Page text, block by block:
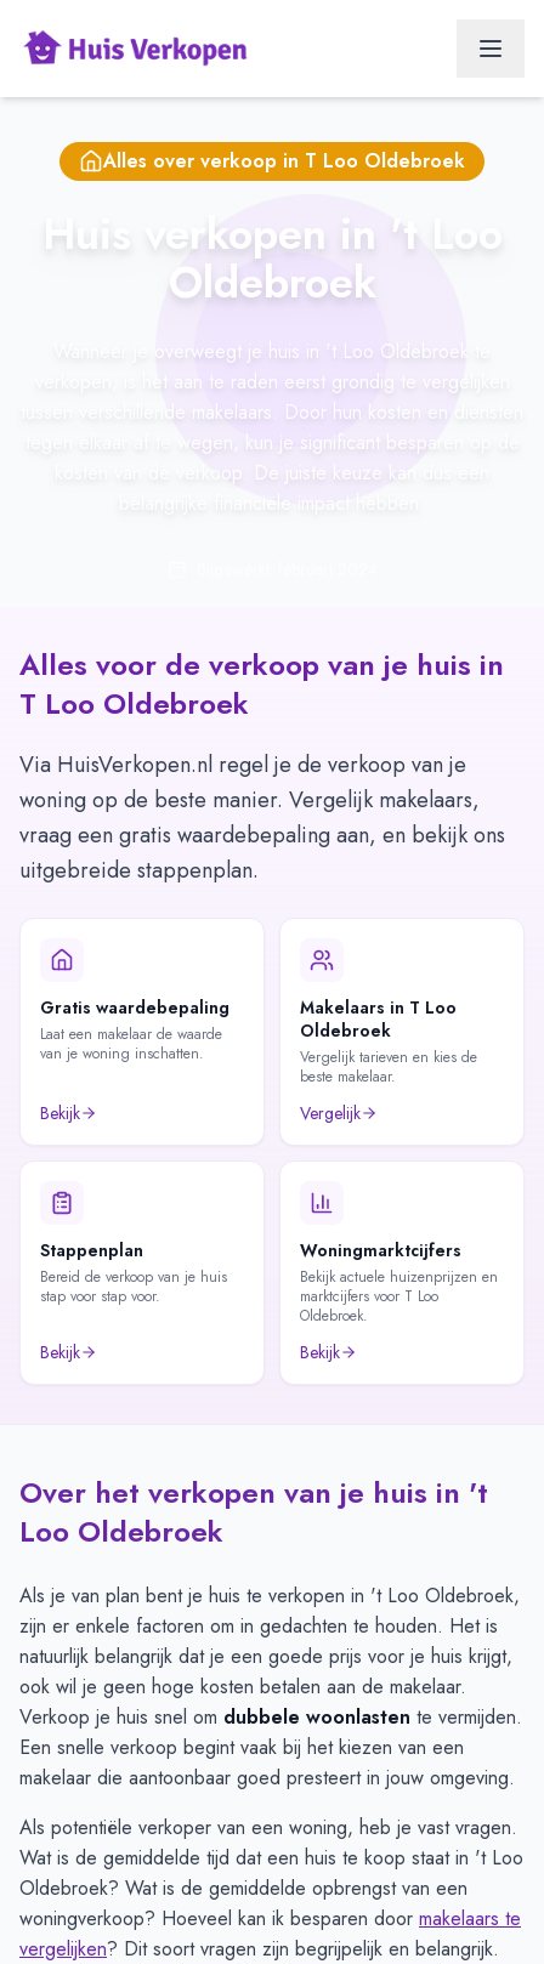
Alles over verkoop in T Loo Oldebroek
Huis verkopen in 't Loo
Oldebroek
Wanneer je overweegt je huis in 't Loo Oldebroek te
verkopen, is het aan te raden eerst grondig te vergelijken
tussen verschillende makelaars. Door hun kosten en diensten
tegen elkaar af te wegen, kun je significant besparen op de
kosten van de verkoop. De juiste keuze kan dus een
Alles voor de verkoop van je huis in
T Loo Oldebroek
Via HuisVerkopen.nl regel je de verkoop van je
woning op de beste manier. Vergelijk makelaars,
vraag een gratis waardebepaling aan, en bekijk ons
uitgebreide stappenplan.
Gratis waardebepaling
Laat een makelaar de waarde
van je woning inschatten.
Bekijk
Makelaars in T Loo
Oldebroek
Vergelijk tarieven en kies de
beste makelaar.
Vergelijk
Stappenplan
Bereid de verkoop van je huis
stap voor stap voor.
Bekijk
Woningmarktcijfers
Bekijk actuele huizenprijzen en
marktcijfers voor T Loo
Oldebroek.
Bekijk
Over het verkopen van je huis in 't
Loo Oldebroek
Als je van plan bent je huis te verkopen in 't Loo Oldebroek,
zijn er enkele factoren om in gedachten te houden. Het is
natuurlijk belangrijk dat je een goede prijs voor je huis krijgt,
ook wil je geen hoge kosten betalen aan de makelaar.
Verkoop je huis snel om dubbele woonlasten te vermijden.
Een snelle verkoop begint vaak bij het kiezen van een
makelaar die aantoonbaar goed presteert in jouw omgeving.
Als potentiële verkoper van een woning, heb je vast vragen.
Wat is de gemiddelde tijd dat een huis te koop staat in 't Loo
Oldebroek? Wat is de gemiddelde opbrengst van een
woningverkoop? Hoeveel kan ik besparen door makelaars te
vergelijken? Dit soort vragen zijn begrijpelijk en belangrijk.